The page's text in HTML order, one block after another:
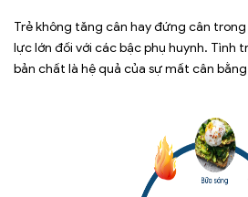
Trẻ không tăng cân hay đứng cân
lực lớn đối với các bậc phụ huynh. Tình
bản chất là hệ quả của sự mất cân